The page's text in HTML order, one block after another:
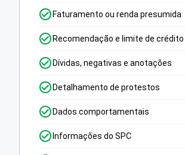
Faturamento ou renda presumida
Recomendação e limite de crédito
Dívidas, negativas e anotações
Detalhamento de protestos
Dados comportamentais
Informações do SPC